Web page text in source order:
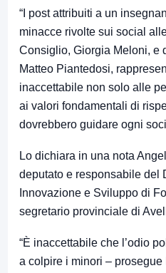
“I post attribuiti a un
minacce rivolte sui social
Consiglio, Giorgia Meloni, e
Matteo Piantedosi,
inaccettabile non solo alle
ai valori fondamentali di
dovrebbero guidare ogni
Lo dichiara in una nota
deputato e responsabile del
Innovazione e Sviluppo di
segretario provinciale di
“È inaccettabile che l’odio
a colpire i minori – prosegue